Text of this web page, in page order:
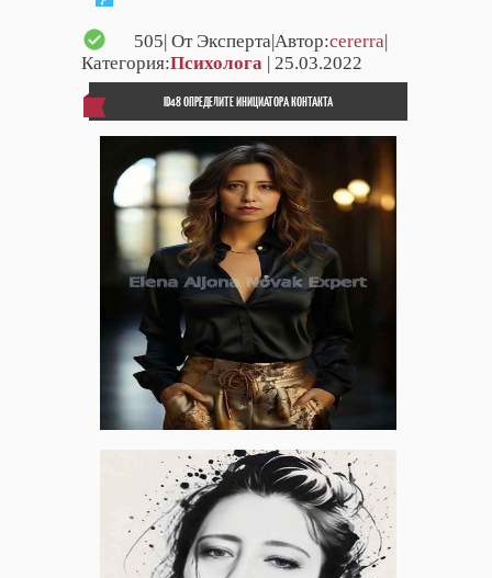
505| От Эксперта|Автор:cererra|
Категория:Психолога | 25.03.2022
ID48 ОПРЕДЕЛИТЕ ИНИЦИАТОРА КОНТАКТА